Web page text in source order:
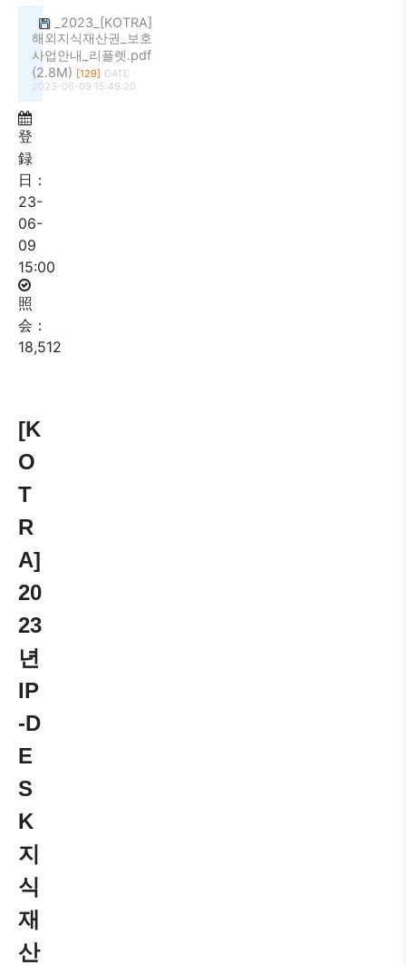
_2023_[KOTRA]
해외지식재산권_보호
사업안내_리플렛.pdf
(2.8M) [129] DATE :
2023-06-09 15:49:20
登
録
日：
23-
06-
09
15:00
照
会：
18,512
[K
O
T
R
A]
20
23
년
IP
-D
E
S
K
지
식
재
산